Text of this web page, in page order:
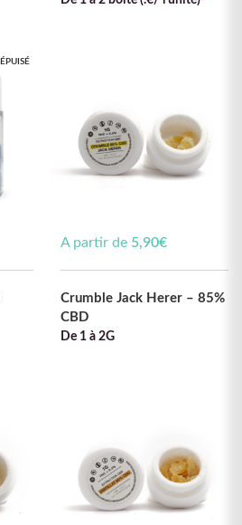
ÉPUISÉ
A partir de 5,90€
Crumble Jack Herer – 85%
CBD
De 1 à 2G